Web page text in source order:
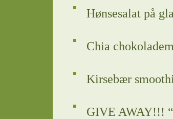
Hønsesalat på
Chia
Kirsebær
GIVE AWAY!!!